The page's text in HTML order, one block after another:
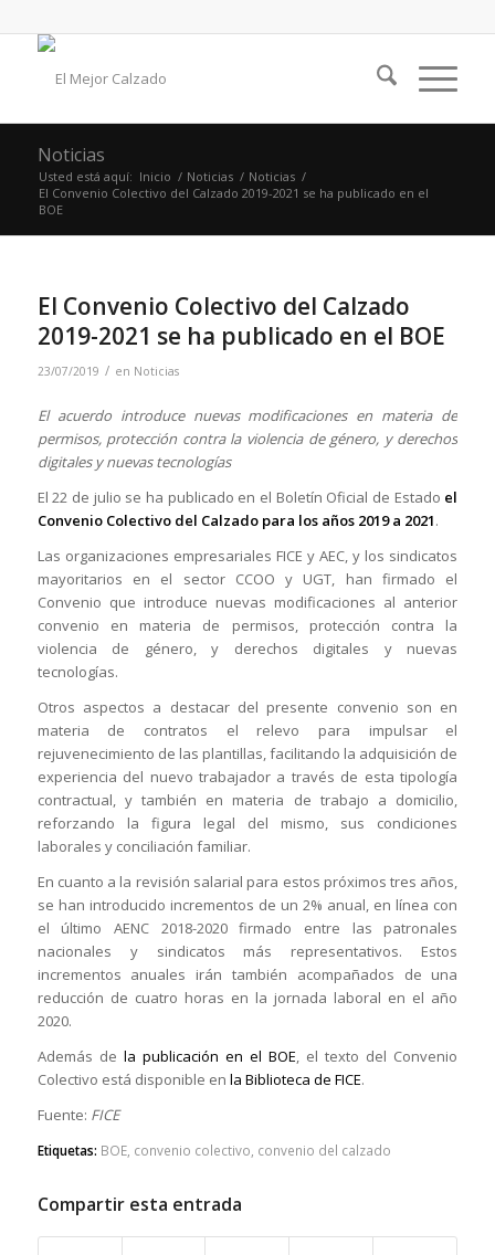
Noticias
Usted está aquí: Inicio / Noticias / Noticias /
El Convenio Colectivo del Calzado 2019-2021 se ha publicado en el
BOE
El Convenio Colectivo del Calzado
2019-2021 se ha publicado en el BOE
23/07/2019 / en Noticias
El acuerdo introduce nuevas modificaciones en materia de
permisos, protección contra la violencia de género, y derechos
digitales y nuevas tecnologías
El 22 de julio se ha publicado en el Boletín Oficial de Estado el
Convenio Colectivo del Calzado para los años 2019 a 2021.
Las organizaciones empresariales FICE y AEC, y los sindicatos
mayoritarios en el sector CCOO y UGT, han firmado el
Convenio que introduce nuevas modificaciones al anterior
convenio en materia de permisos, protección contra la
violencia de género, y derechos digitales y nuevas
tecnologías.
Otros aspectos a destacar del presente convenio son en
materia de contratos el relevo para impulsar el
rejuvenecimiento de las plantillas, facilitando la adquisición de
experiencia del nuevo trabajador a través de esta tipología
contractual, y también en materia de trabajo a domicilio,
reforzando la figura legal del mismo, sus condiciones
laborales y conciliación familiar.
En cuanto a la revisión salarial para estos próximos tres años,
se han introducido incrementos de un 2% anual, en línea con
el último AENC 2018-2020 firmado entre las patronales
nacionales y sindicatos más representativos. Estos
incrementos anuales irán también acompañados de una
reducción de cuatro horas en la jornada laboral en el año
2020.
Además de la publicación en el BOE, el texto del Convenio
Colectivo está disponible en la Biblioteca de FICE.
Fuente: FICE
Etiquetas: BOE, convenio colectivo, convenio del calzado
Compartir esta entrada